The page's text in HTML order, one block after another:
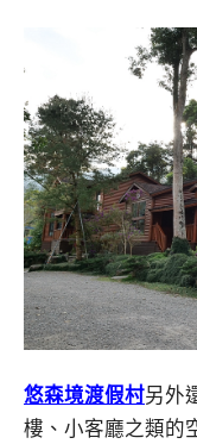
悠森境渡假村另外
樓、小客廳之類的